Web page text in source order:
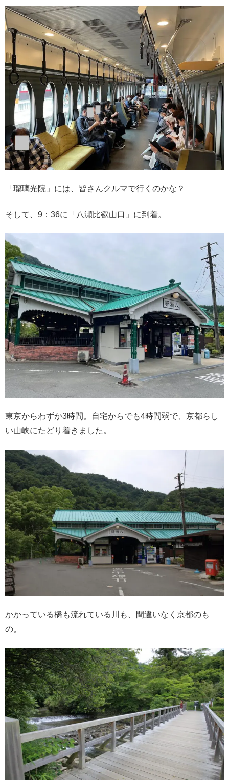
「瑠璃光院」には、皆さんクルマで行くのかな？
そして、9：36に「八瀬比叡山口」に到着。
東京からわずか3時間。自宅からでも4時間弱で、京都らし
い山峡にたどり着きました。
かかっている橋も流れている川も、間違いなく京都のも
の。